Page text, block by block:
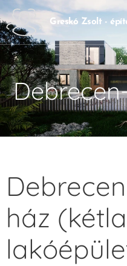
Greskó Zsolt -
ház